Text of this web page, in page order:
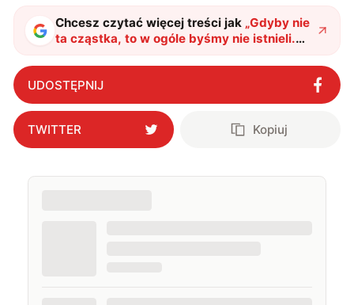
także uprawiać oraz oglądać sport.
Chcesz czytać więcej treści jak „Gdyby nie
ta cząstka, to w ogóle byśmy nie istnieli.
Właśnie wykonano rekordowo dokładny
pomiar jej masy"?
UDOSTĘPNIJ
TWITTER Kopiuj